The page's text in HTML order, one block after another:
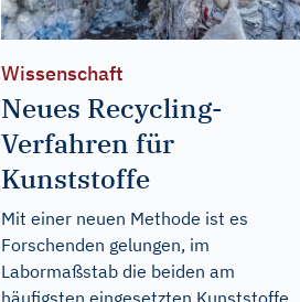
Wissenschaft
Neues Recycling-
Verfahren für
Kunststoffe
Mit einer neuen Methode ist es
Forschenden gelungen, im
Labormaßstab die beiden am